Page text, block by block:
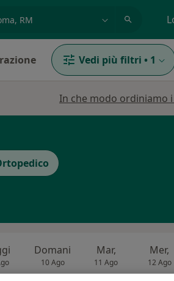
Vedi più filtri • 1
In che modo ordiniamo
Domani
10 Ago
Mar,
11 Ago
Mer,
12 Ago